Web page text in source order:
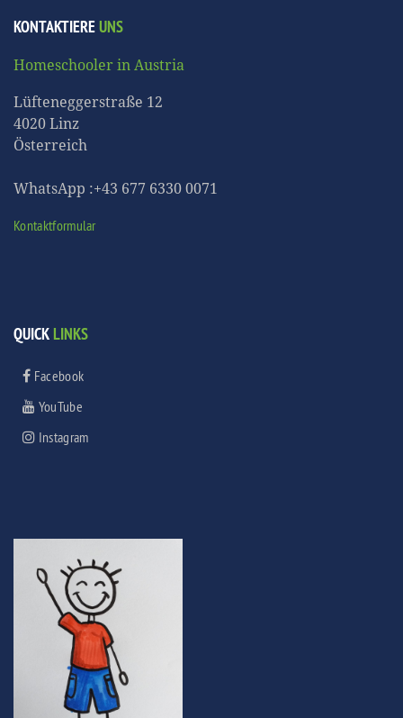
KONTAKTIEREUNS
Homeschooler in Austria
Lüfteneggerstraße 12
4020 Linz
Österreich
WhatsApp :+43 677 6330 0071
Kontaktformular
QUICKLINKS
Facebook
YouTube
Instagram